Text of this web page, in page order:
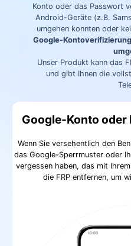
Konto oder das Passwort
Android-Geräte (z.B.
umgehen konnten oder
Google-
Unser Produkt kann das
und gibt Ihnen die
Google-Konto
Wenn Sie versehentlich den
das Google-Sperrmuster oder
vergessen haben, das mit
die FRP entfernen, um